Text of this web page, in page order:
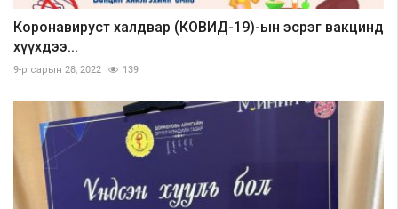
Коронавируст халдвар (КОВИД-19)-ын эсрэг вакцинд
хүүхдээ...
9-р сарын 28, 2022 139